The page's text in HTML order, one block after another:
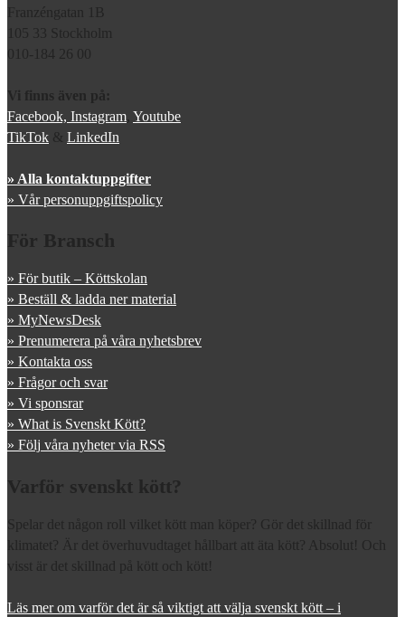
Franzéngatan 1B
105 33 Stockholm
010-184 26 00
Vi finns även på:
Facebook, Instagram Youtube
TikTok & LinkedIn
» Alla kontaktuppgifter
» Vår personuppgiftspolicy
För Bransch
» För butik – Köttskolan
» Beställ & ladda ner material
» MyNewsDesk
» Prenumerera på våra nyhetsbrev
» Kontakta oss
» Frågor och svar
» Vi sponsrar
» What is Svenskt Kött?
» Följ våra nyheter via RSS
Varför svenskt kött?
Spelar det någon roll vilket kött man köper? Gör det skillnad för
klimatet? Är det överhuvudtaget hållbart att äta kött? Absolut! Och
visst är det skillnad på kött och kött!
Läs mer om varför det är så viktigt att välja svenskt kött – i